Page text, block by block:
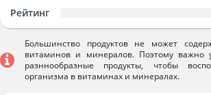
Рейтинг
Большинство продуктов не может
витаминов и минералов. Поэтому важно
разннообразные продукты, чтобы
организма в витаминах и минералах.